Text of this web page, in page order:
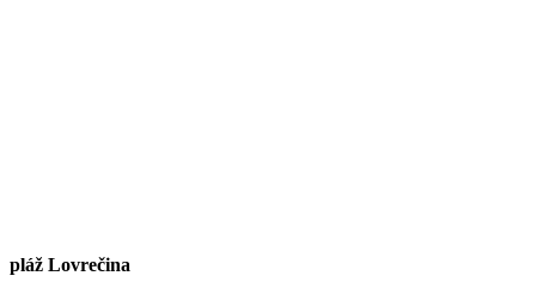
pláž Lovrečina